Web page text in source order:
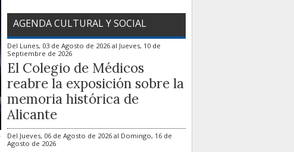
AGENDA CULTURAL Y SOCIAL
Del Lunes, 03 de Agosto de 2026 al Jueves, 10 de
Septiembre de 2026
El Colegio de Médicos
reabre la exposición sobre la
memoria histórica de
Alicante
Del Jueves, 06 de Agosto de 2026 al Domingo, 16 de
Agosto de 2026